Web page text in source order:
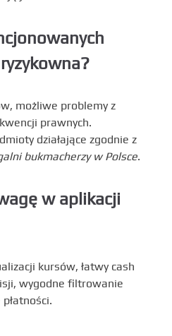
możliwe problemy z
prawnych.
działające zgodnie z
bukmacherzy w Polsce.
w aplikacji
kursów, łatwy cash
wygodne filtrowanie